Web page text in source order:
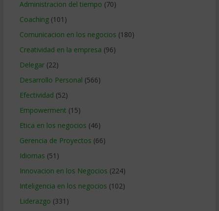
Administracion del tiempo (70)
Coaching(101)
Comunicacion en los negocios (180)
Creatividad en la empresa (96)
Delegar(22)
Desarrollo Personal (566)
Efectividad (52)
Empowerment (15)
Etica en los negocios (46)
Gerencia de Proyectos (66)
Idiomas (51)
Innovacion en los Negocios (224)
Inteligencia en los negocios (102)
Liderazgo (331)